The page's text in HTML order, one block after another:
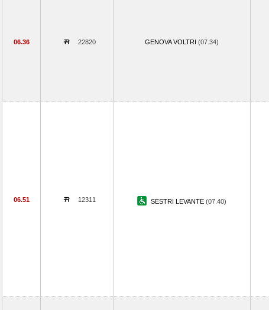
06.36 22820 GENOVA VOLTRI (07.34)
06.51 12311 SESTRI LEVANTE (07.40)